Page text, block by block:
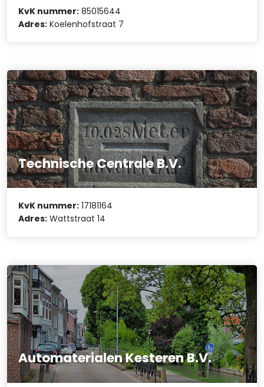
KvK nummer: 85015644
Adres: Koelenhofstraat 7
Technische Centrale B.V.
KvK nummer: 17181164
Adres: Wattstraat 14
Automaterialen Kesteren B.V.